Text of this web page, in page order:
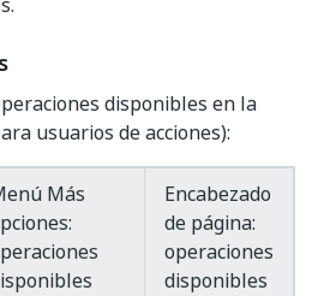
disponibles en la
usuarios de acciones):
Más
Encabezado
de página:
operaciones
disponibles